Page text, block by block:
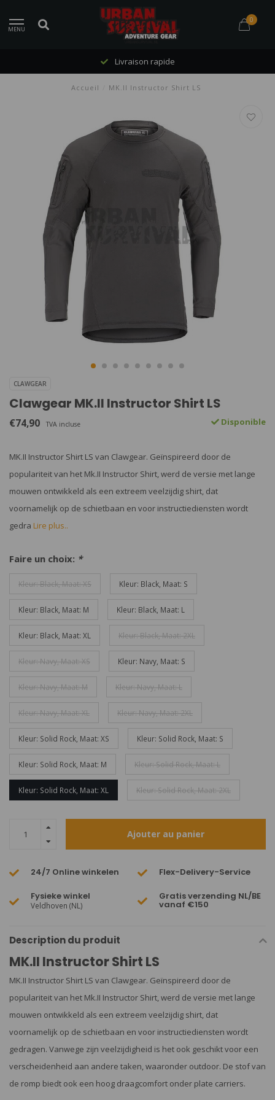
MENU
0
Livraison rapide
Accueil MK.II Instructor Shirt LS
CLAWGEAR
Clawgear MK.II Instructor Shirt LS
€74,90 TVA incluse Disponible
MK.II Instructor Shirt LS van Clawgear. Geïnspireerd door de
populariteit van het Mk.II Instructor Shirt, werd de versie met lange
mouwen ontwikkeld als een extreem veelzijdig shirt, dat
voornamelijk op de schietbaan en voor instructiediensten wordt
gedra Lire plus..
Faire un choix: *
Kleur: Black, Maat: XS Kleur: Black, Maat: S
Kleur: Black, Maat: M Kleur: Black, Maat: L
Kleur: Black, Maat: XL Kleur: Black, Maat: 2XL
Kleur: Navy, Maat: XS Kleur: Navy, Maat: S
Kleur: Navy, Maat: M Kleur: Navy, Maat: L
Kleur: Navy, Maat: XL Kleur: Navy, Maat: 2XL
Kleur: Solid Rock, Maat: XS Kleur: Solid Rock, Maat: S
Kleur: Solid Rock, Maat: M Kleur: Solid Rock, Maat: L
Kleur: Solid Rock, Maat: XL Kleur: Solid Rock, Maat: 2XL
Ajouter au panier
24/7 Online winkelen Flex-Delivery-Service
Fysieke winkel
Veldhoven (NL)
Gratis verzending NL/BE
vanaf €150
Description du produit
MK.II Instructor Shirt LS
MK.II Instructor Shirt LS van Clawgear. Geïnspireerd door de
populariteit van het Mk.II Instructor Shirt, werd de versie met lange
mouwen ontwikkeld als een extreem veelzijdig shirt, dat
voornamelijk op de schietbaan en voor instructiediensten wordt
gedragen. Vanwege zijn veelzijdigheid is het ook geschikt voor een
verscheidenheid aan andere taken, waaronder outdoor. De stof van
de romp biedt ook een hoog draagcomfort onder plate carriers.